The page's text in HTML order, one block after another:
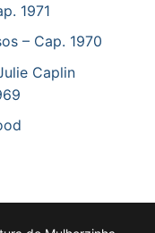
1971
– Cap. 1970
Caplin